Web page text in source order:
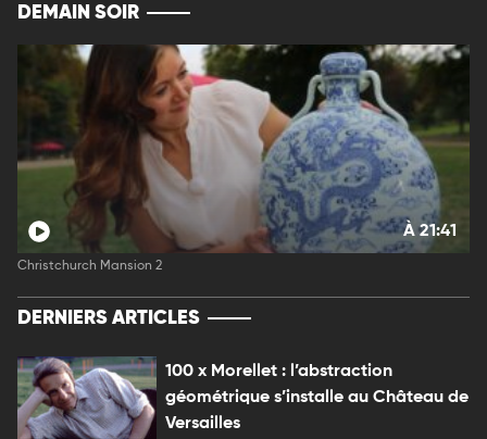
DEMAIN SOIR
À 21:41
Christchurch Mansion 2
DERNIERS ARTICLES
100 x Morellet : l’abstraction
géométrique s’installe au Château de
Versailles